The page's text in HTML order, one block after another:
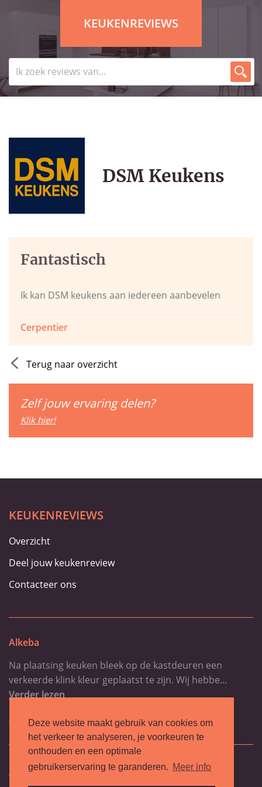
Deze website maakt gebruik van cookies om
het verkeer te analyseren, je voorkeuren te
onthouden en een optimale
gebruikerservaring te garanderen. Meer info
KEUKENREVIEWS
DSM Keukens
Fantastisch
Ik kan DSM keukens aan iedereen aanbevelen
Cerpentier
Terug naar overzicht
Zelf jouw ervaring delen?
Klik hier!
KEUKENREVIEWS
Overzicht
Deel jouw keukenreview
Contacteer ons
Alkeba
Na plaatsing keuken bleek op de kastdeuren een
verkeerde klink kleur geplaatst te zijn. Wij hebbe...
Verder lezen
-Maes jan
Algemene voorwaarden Privacy policy